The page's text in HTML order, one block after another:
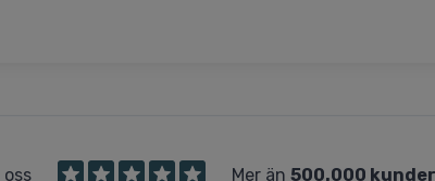
oss Mer än 500.000 kunder